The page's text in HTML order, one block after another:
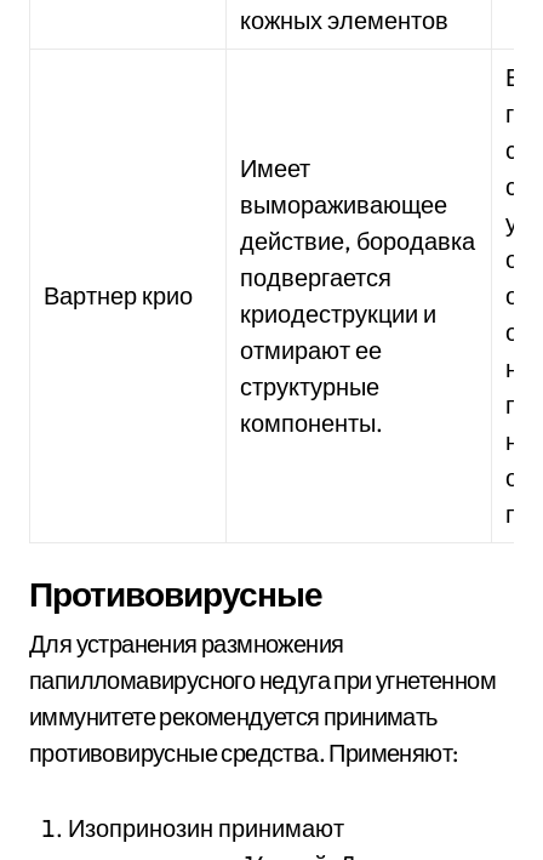
кожных элементов
Вартнер крио
Имеет
вымораживающее
действие, бородавка
подвергается
криодеструкции и
отмирают ее
структурные
компоненты.
от
на
Противовирусные
Для устранения размножения
папилломавирусного недуга при угнетенном
иммунитете рекомендуется принимать
противовирусные средства. Применяют:
Изопринозин принимают